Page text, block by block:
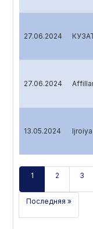
27.06.2024
27.06.2024
13.05.2024
1 2 3
Последняя »